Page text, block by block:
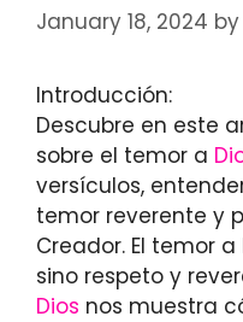
January 18, 2024 by
Introducción:
Descubre en este
sobre el temor a
versículos,
temor reverente y
Creador. El temor
sino respeto y
Dios nos muestra